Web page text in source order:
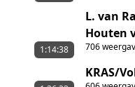
L. van
Houten
706
1:14:38
KRAS/